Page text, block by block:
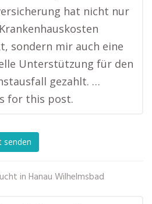
hat nicht nur
sondern mir auch eine
Unterstützung für den
gezahlt. …
for this post.
senden
in Hanau Wilhelmsbad